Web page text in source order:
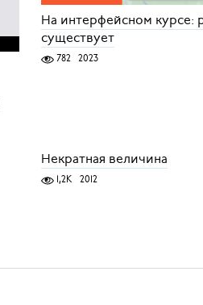
На интерфейсном курсе:
существует
782 2023
Некратная величина
1,2K 2012